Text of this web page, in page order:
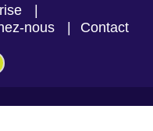
nous Contact